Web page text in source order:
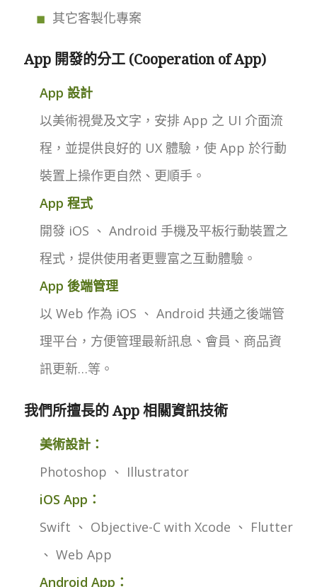
其它客製化專案
App 開發的分工 (Cooperation of App)
App 設計
以美術視覺及文字，安排 App 之 UI 介面流
程，並提供良好的 UX 體驗，使 App 於行動
裝置上操作更自然、更順手。
App 程式
開發 iOS 、 Android 手機及平板行動裝置之
程式，提供使用者更豐富之互動體驗。
App 後端管理
以 Web 作為 iOS 、 Android 共通之後端管
理平台，方便管理最新訊息、會員、商品資
訊更新…等。
我們所擅長的 App 相關資訊技術
美術設計：
Photoshop 、 Illustrator
iOS App：
Swift 、 Objective-C with Xcode 、 Flutter
、 Web App
Android App：